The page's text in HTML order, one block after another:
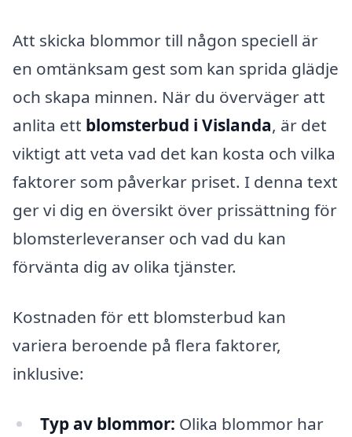
Att skicka blommor till någon speciell är
en omtänksam gest som kan sprida glädje
och skapa minnen. När du överväger att
anlita ett blomsterbud i Vislanda, är det
viktigt att veta vad det kan kosta och vilka
faktorer som påverkar priset. I denna text
ger vi dig en översikt över prissättning för
blomsterleveranser och vad du kan
förvänta dig av olika tjänster.
Kostnaden för ett blomsterbud kan
variera beroende på flera faktorer,
inklusive:
Typ av blommor: Olika blommor har